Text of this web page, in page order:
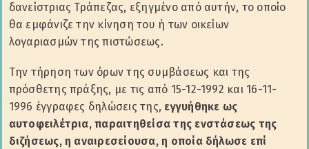
δανείστριας Τράπεζας, εξηγμένο από αυτήν, το οποίο
θα εμφάνιζε την κίνηση του ή των οικείων
λογαριασμών της πιστώσεως.
Την τήρηση των όρων της συμβάσεως και της
πρόσθετης πράξης, με τις από 15-12-1992 και 16-11-
1996 έγγραφες δηλώσεις της, εγγυήθηκε ως
αυτοφειλέτρια, παραιτηθείσα της ενστάσεως της
διζήσεως, η αναιρεσείουσα, η οποία δήλωσε επί